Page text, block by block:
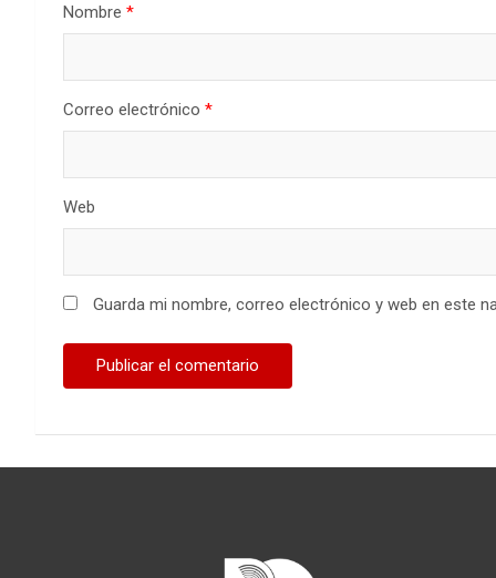
Nombre *
Correo electrónico *
Web
Guarda mi nombre, correo electrónico y web en este